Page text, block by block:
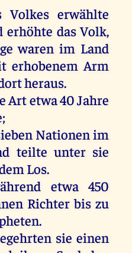
Volkes erwählte
erhöhte das Volk,
waren im Land
erhobenemArm
heraus.
Artetwa40Jahre
;
Nationenim
teilte unter sie
Los.
etwa450
Richter bis zu
.
sie einen